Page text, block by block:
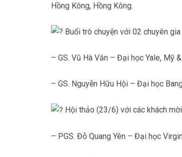
Hồng Kông, Hồng Kông.
Buổi trò chuyện với 02 chuyên
– GS. Vũ Hà Văn – Đại học Yale, Mỹ
– GS. Nguyễn Hữu Hội – Đại học
Hội thảo (23/6) với các khách
– PGS. Đỗ Quang Yên – Đại học